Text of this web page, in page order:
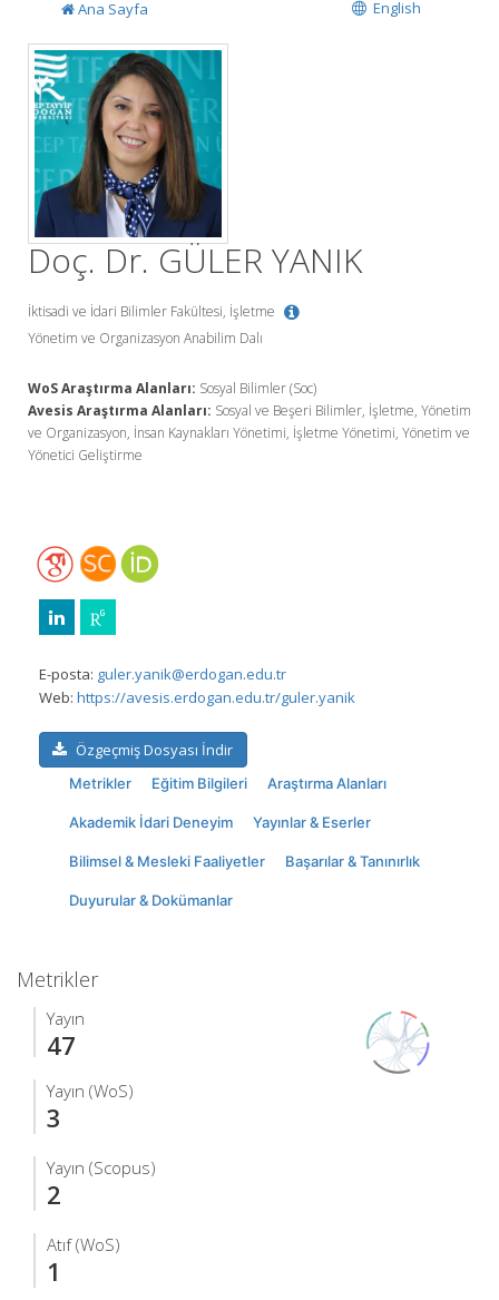
English
Ana Sayfa
Doç. Dr. GÜLER YANIK
İktisadi ve İdari Bilimler Fakültesi, İşletme
Yönetim ve Organizasyon Anabilim Dalı
WoS Araştırma Alanları: Sosyal Bilimler (Soc)
Avesis Araştırma Alanları: Sosyal ve Beşeri Bilimler, İşletme, Yönetim
ve Organizasyon, İnsan Kaynakları Yönetimi, İşletme Yönetimi, Yönetim ve
Yönetici Geliştirme
E-posta: guler.yanik@erdogan.edu.tr
Web: https://avesis.erdogan.edu.tr/guler.yanik
Özgeçmiş Dosyası İndir
Metrikler Eğitim Bilgileri Araştırma Alanları
Akademik İdari Deneyim Yayınlar & Eserler
Bilimsel & Mesleki Faaliyetler Başarılar & Tanınırlık
Duyurular & Dokümanlar
Metrikler
Yayın
47
Yayın (WoS)
3
Yayın (Scopus)
2
Atıf (WoS)
1